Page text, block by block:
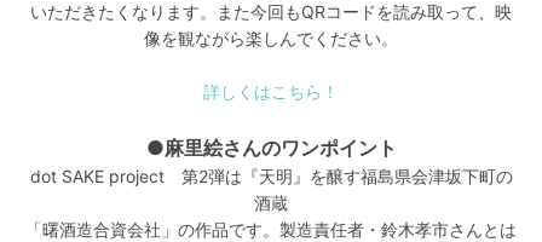
いただきたくなります。また今回もQRコードを読み取って、映
像を観ながら楽しんでください。
詳しくはこちら！
●麻里絵さんのワンポイント
dot SAKE project 第2弾は『天明』を醸す福島県会津坂下町の
酒蔵
「曙酒造合資会社」の作品です。製造責任者・鈴木孝市さんとは